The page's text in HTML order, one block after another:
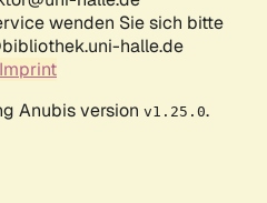
wenden Sie sich bitte
halle.de
Imprint
Anubis version v1.25.0.